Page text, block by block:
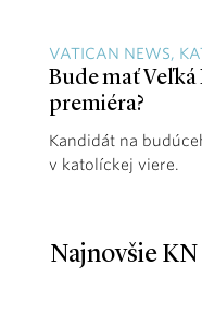
VATICAN NEWS,
Bude mať
premiéra?
Kandidát na
v katolíckej viere.
Najnovšie KN